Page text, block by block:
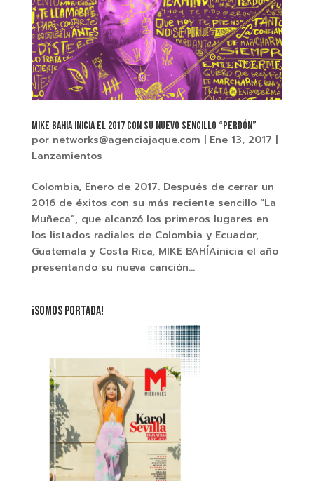
Mike bahia inicia el 2017 con su nuevo sencillo “PERDÓN”
por networks@agenciajaque.com Ene 13, 2017
Lanzamientos
Colombia, Enero de 2017. Después de cerrar un
2016 de éxitos con su más reciente sencillo “La
Muñeca”, que alcanzó los primeros lugares en
los listados radiales de Colombia y Ecuador,
Guatemala y Costa Rica, MIKE BAHÍAinicia el año
presentando su nueva canción...
¡SOMOS PORTADA!